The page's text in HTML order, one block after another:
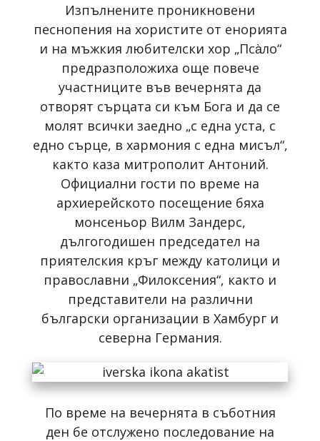
Изпълнените проникновени
песнопения на хористите от енорията
и на мъжкия любителски хор „Пса̀ло“
предразположиха още повече
участниците във вечернята да
отворят сърцата си към Бога и да се
молят всички заедно „с една уста, с
едно сърце, в хармония с една мисъл“,
както каза митрополит Антоний.
Официални гости по време на
архиерейското посещение бяха
монсеньор Вилм Зандерс,
дългогодишен председател на
приятелския кръг между католици и
православни „Филоксения“, както и
представители на различни
български организации в Хамбург и
северна Германия.
По време на вечернята в съботния
ден бе отслужено последование на